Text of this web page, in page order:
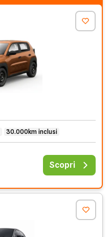
30.000km inclusi
Scopri